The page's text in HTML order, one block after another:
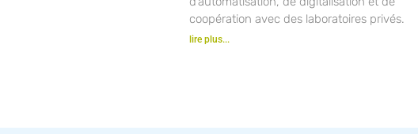
coopération avec des laboratoires privés.
lire plus...